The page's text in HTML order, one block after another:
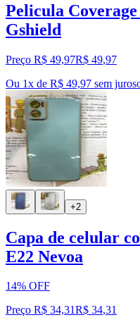
Pelicula
Gshield
Preço R$ 49,97R$ 49,97
Ou 1x de R$ 49,97 sem juros
+2
Capa de celular
E22 Nevoa
14% OFF
Preço R$ 34,31R$ 34,31